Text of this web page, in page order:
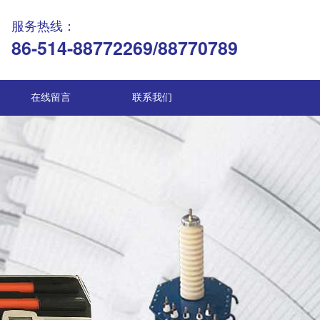
服务热线：
86-514-88772269/88770789
在线留言 联系我们